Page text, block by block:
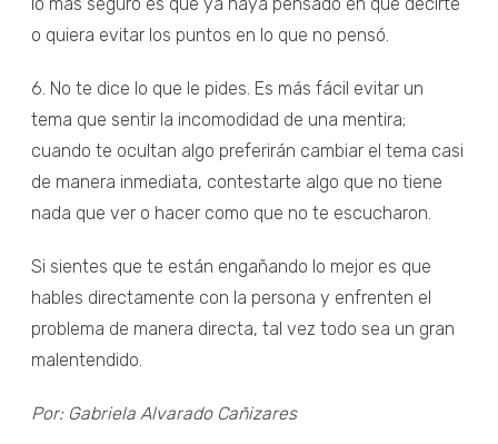
o quiera evitar los puntos en lo que no pensó.
6. No te dice lo que le pides. Es más fácil evitar un
tema que sentir la incomodidad de una mentira;
cuando te ocultan algo preferirán cambiar el tema casi
de manera inmediata, contestarte algo que no tiene
nada que ver o hacer como que no te escucharon.
Si sientes que te están engañando lo mejor es que
hables directamente con la persona y enfrenten el
problema de manera directa, tal vez todo sea un gran
malentendido.
Por: Gabriela Alvarado Cañizares